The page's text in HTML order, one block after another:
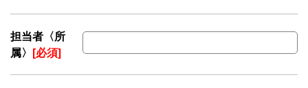
担当者〈所
属〉 [必須]